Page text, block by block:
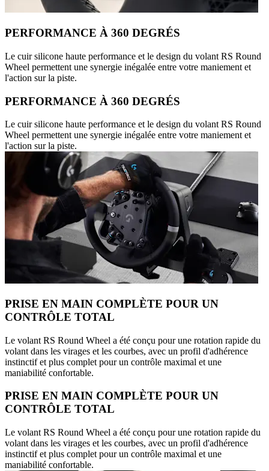
PERFORMANCE À 360 DEGRÉS
Le cuir silicone haute performance et le design du volant RS Round
Wheel permettent une synergie inégalée entre votre maniement et
l'action sur la piste.
PERFORMANCE À 360 DEGRÉS
Le cuir silicone haute performance et le design du volant RS Round
Wheel permettent une synergie inégalée entre votre maniement et
l'action sur la piste.
PRISE EN MAIN COMPLÈTE POUR UN
CONTRÔLE TOTAL
Le volant RS Round Wheel a été conçu pour une rotation rapide du
volant dans les virages et les courbes, avec un profil d'adhérence
instinctif et plus complet pour un contrôle maximal et une
maniabilité confortable.
PRISE EN MAIN COMPLÈTE POUR UN
CONTRÔLE TOTAL
Le volant RS Round Wheel a été conçu pour une rotation rapide du
volant dans les virages et les courbes, avec un profil d'adhérence
instinctif et plus complet pour un contrôle maximal et une
maniabilité confortable.